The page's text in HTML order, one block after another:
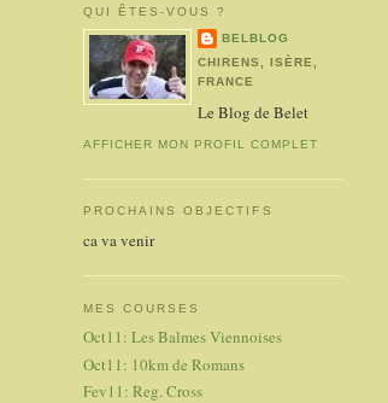
QUI ÊTES-VOUS ?
BELBLOG
CHIRENS, ISÈRE,
FRANCE
Le Blog de Belet
AFFICHER MON PROFIL COMPLET
PROCHAINS OBJECTIFS
ca va venir
MES COURSES
Oct11: Les Balmes Viennoises
Oct11: 10km de Romans
Fev11: Reg. Cross